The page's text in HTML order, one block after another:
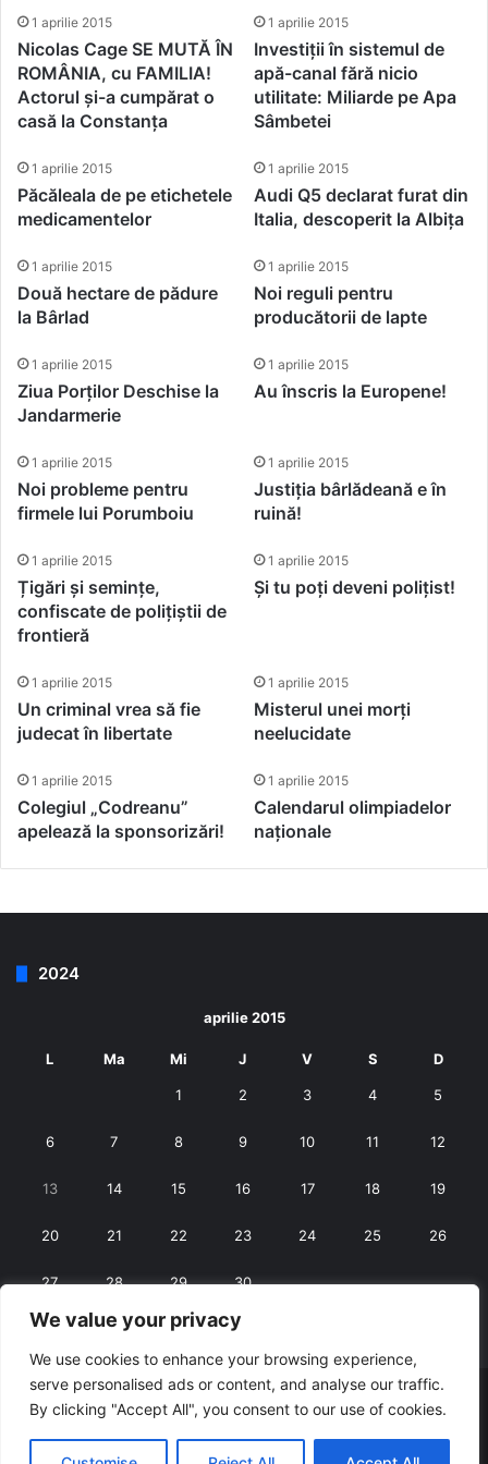
We value your privacy
We use cookies to enhance your browsing experience,
serve personalised ads or content, and analyse our traffic.
By clicking "Accept All", you consent to our use of cookies.
1 aprilie 2015
Nicolas Cage SE MUTĂ ÎN
ROMÂNIA, cu FAMILIA!
Actorul și-a cumpărat o
casă la Constanța
1 aprilie 2015
Investiții în sistemul de
apă-canal fără nicio
utilitate: Miliarde pe Apa
Sâmbetei
1 aprilie 2015
Păcăleala de pe etichetele
medicamentelor
1 aprilie 2015
Audi Q5 declarat furat din
Italia, descoperit la Albița
1 aprilie 2015
Două hectare de pădure
la Bârlad
1 aprilie 2015
Noi reguli pentru
producătorii de lapte
1 aprilie 2015
Ziua Porților Deschise la
Jandarmerie
1 aprilie 2015
Au înscris la Europene!
1 aprilie 2015
Noi probleme pentru
firmele lui Porumboiu
1 aprilie 2015
Justiția bârlădeană e în
ruină!
1 aprilie 2015
Țigări și semințe,
confiscate de polițiștii de
frontieră
1 aprilie 2015
Și tu poți deveni polițist!
1 aprilie 2015
Un criminal vrea să fie
judecat în libertate
1 aprilie 2015
Misterul unei morți
neelucidate
1 aprilie 2015
Colegiul „Codreanu”
apelează la sponsorizări!
1 aprilie 2015
Calendarul olimpiadelor
naționale
2024
aprilie 2015
L Ma Mi J V S D
1 2 3 4 5
6 7 8 9 10 11 12
13 14 15 16 17 18 19
20 21 22 23 24 25 26
27 28 29 30
« mart. mai »
© Copyright 2026, All Rights Reserved | RexNet